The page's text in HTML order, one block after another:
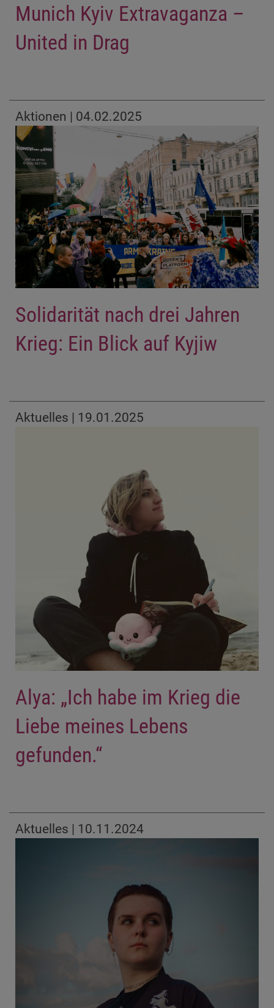
Munich Kyiv Extravaganza –
United in Drag
Aktionen | 04.02.2025
Solidarität nach drei Jahren
Krieg: Ein Blick auf Kyjiw
Aktuelles | 19.01.2025
Alya: „Ich habe im Krieg die
Liebe meines Lebens
gefunden.“
Aktuelles | 10.11.2024